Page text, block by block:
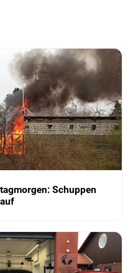
Schuppen